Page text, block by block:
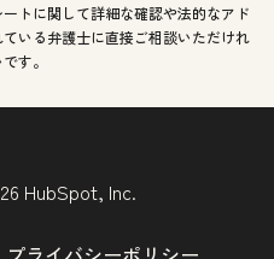
トに関して詳細な確認や法的なアド
いる弁護士に直接ご相談いただけれ
す。
HubSpot, Inc.